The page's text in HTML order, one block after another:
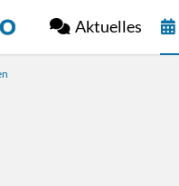
Aktuelles